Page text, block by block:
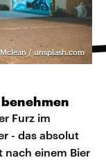
/ unsplash.com
Furz im
- das absolut
nach einem Bier